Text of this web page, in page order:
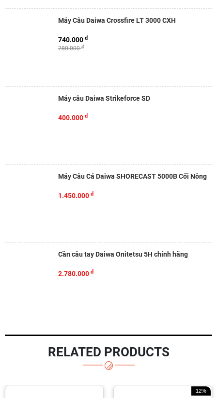
Máy Câu Daiwa Crossfire LT 3000 CXH
780.000đ
740.000 đ
Máy câu Daiwa Strikeforce SD
400.000 đ
Máy Câu Cá Daiwa SHORECAST 5000B Cối Nông
1.450.000 đ
Cần câu tay Daiwa Onitetsu 5H chính hãng
2.780.000 đ
RELATED PRODUCTS
-12%